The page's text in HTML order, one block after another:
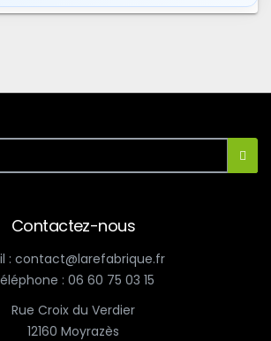
Contactez-nous
: contact@larefabrique.fr
: 06 60 75 03 15
Rue Croix du Verdier
12160 Moyrazès